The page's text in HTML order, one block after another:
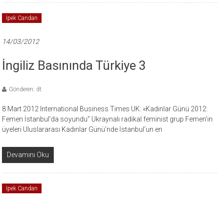
İpek Candan
14/03/2012
İngiliz Basınında Türkiye 3
Gönderen: dt
8 Mart 2012 International Business Times UK: «Kadınlar Günü 2012:
Femen İstanbul’da soyundu” Ukraynalı radikal feminist grup Femen’in
üyeleri Uluslararası Kadınlar Günü’nde İstanbul’un en
Devamını Oku
İpek Candan